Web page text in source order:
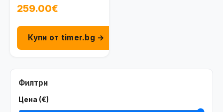
Филтри
Цена (€)
259.00€
Купи от timer.bg →